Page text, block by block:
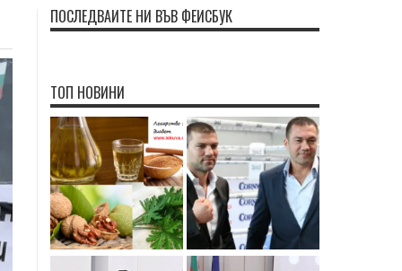
ПОСЛЕДВАЙТЕ НИ ВЪВ ФЕЙСБУК
ТОП НОВИНИ